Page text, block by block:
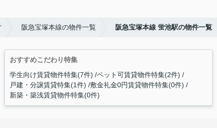
阪急宝塚本線の物件一覧 阪急宝塚本線 蛍池駅の物件一覧
おすすめこだわり特集
学生向け賃貸物件特集(7件) ペット可賃貸物件特集(2件)
戸建・分譲賃貸特集(1件) 敷金礼金0円賃貸物件特集(0件)
新築・築浅賃貸物件特集(0件)